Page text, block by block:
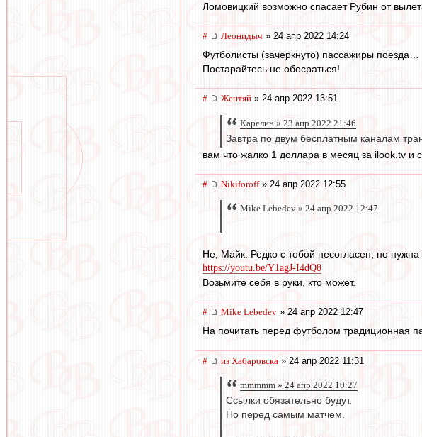
Ломовицкий возможно спасает Рубин от
# Леонидыч » 24 апр 2022 14:24
Футболисты (зачеркнуто) пассажиры поезда…
Постарайтесь не обосраться!
# Жентяй » 24 апр 2022 13:51
Карелин » 23 апр 2022 21:46
Завтра по двум бесплатным каналам
вам что жалко 1 доллара в месяц за ilook.tv
# Nikiforoff» 24 апр 2022 12:55
Mike Lebedev » 24 апр 2022 12:47
Не, Майк. Редко с тобой несогласен, но нужна
https://youtu.be/Y1agJ-I4dQ8
Возьмите себя в руки, кто может.
# Mike Lebedev » 24 апр 2022 12:47
На почитать перед футболом традиционная
# из Хабаровска » 24 апр 2022 11:31
mmmmm » 24 апр 2022 10:27
Ссылки обязательно будут.
Но перед самым матчем.